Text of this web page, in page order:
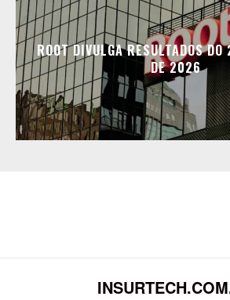
ROOT DIVULGA RESULTADOS
DE 2026